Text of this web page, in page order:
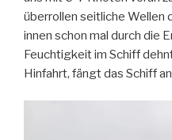
überrollen seitliche Wellen
innen schon mal durch die
Feuchtigkeit im Schiff
Hinfahrt, fängt das Schiff